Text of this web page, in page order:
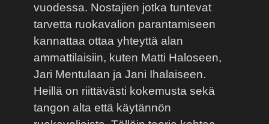
vuodessa. Nostajien jotka tuntevat
tarvetta ruokavalion parantamiseen
kannattaa ottaa yhteyttä alan
ammattilaisiin, kuten Matti Haloseen,
Jari Mentulaan ja Jani Ihalaiseen.
Heillä on riittävästi kokemusta sekä
tangon alta että käytännön